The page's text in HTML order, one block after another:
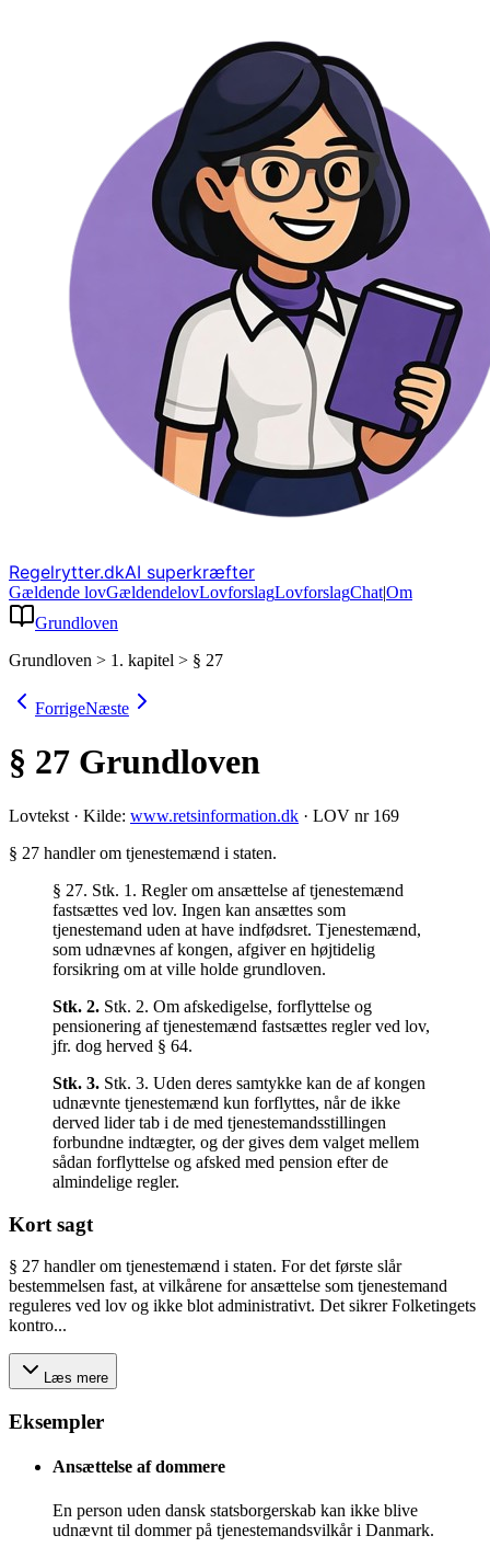
Regelrytter.dkAI superkræfter
Gældende lovGældendelovLovforslagLovforslagChat|Om
Grundloven
Grundloven > 1. kapitel > § 27
ForrigeNæste
§ 27 Grundloven
Lovtekst · Kilde: www.retsinformation.dk · LOV nr 169
§ 27 handler om tjenestemænd i staten.
§ 27. Stk. 1. Regler om ansættelse af tjenestemænd
fastsættes ved lov. Ingen kan ansættes som
tjenestemand uden at have indfødsret. Tjenestemænd,
som udnævnes af kongen, afgiver en højtidelig
forsikring om at ville holde grundloven.
Stk. 2. Stk. 2. Om afskedigelse, forflyttelse og
pensionering af tjenestemænd fastsættes regler ved lov,
jfr. dog herved § 64.
Stk. 3. Stk. 3. Uden deres samtykke kan de af kongen
udnævnte tjenestemænd kun forflyttes, når de ikke
derved lider tab i de med tjenestemandsstillingen
forbundne indtægter, og der gives dem valget mellem
sådan forflyttelse og afsked med pension efter de
almindelige regler.
Kort sagt
§ 27 handler om tjenestemænd i staten. For det første slår
bestemmelsen fast, at vilkårene for ansættelse som tjenestemand
reguleres ved lov og ikke blot administrativt. Det sikrer Folketingets
kontro...
Læs mere
Eksempler
Ansættelse af dommere
En person uden dansk statsborgerskab kan ikke blive
udnævnt til dommer på tjenestemandsvilkår i Danmark.